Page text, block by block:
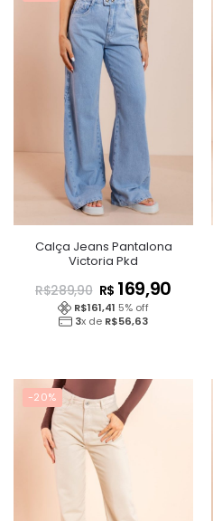
Calça Jeans Pantalona
Victoria Pkd
R$289,90 R$ 169,90
R$161,41 5% off
3x de R$56,63
-20%